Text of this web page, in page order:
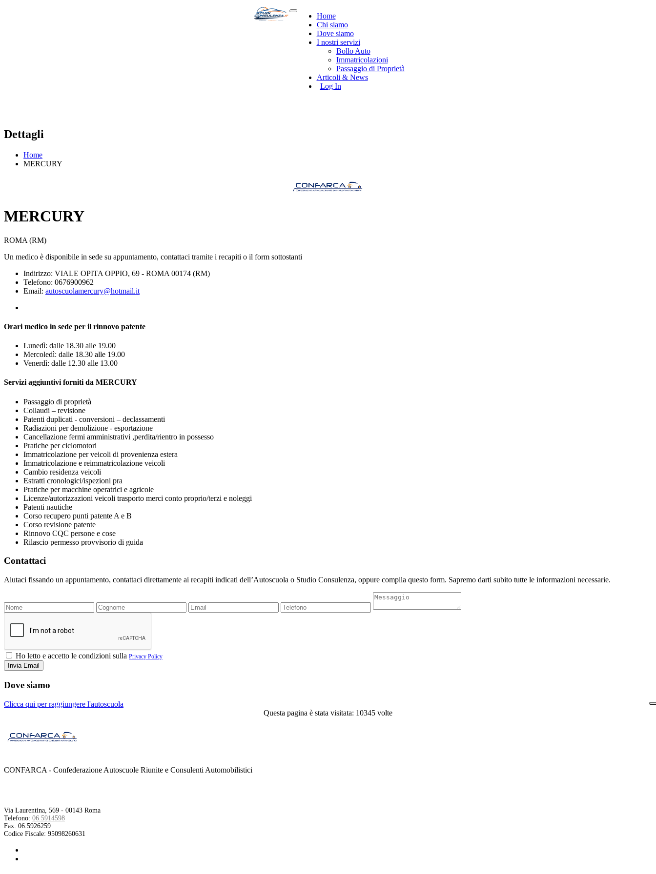
Home
Chi siamo
Dove siamo
I nostri servizi
Bollo Auto
Immatricolazioni
Passaggio di Proprietà
Articoli & News
Log In
Dettagli
Home
MERCURY
MERCURY
ROMA (RM)
Un medico è disponibile in sede su appuntamento, contattaci tramite i recapiti o il form sottostanti
Indirizzo: VIALE OPITA OPPIO, 69 - ROMA 00174 (RM)
Telefono: 0676900962
Email: autoscuolamercury@hotmail.it
Orari medico in sede per il rinnovo patente
Lunedì: dalle 18.30 alle 19.00
Mercoledì: dalle 18.30 alle 19.00
Venerdì: dalle 12.30 alle 13.00
Servizi aggiuntivi forniti da MERCURY
Passaggio di proprietà
Collaudi – revisione
Patenti duplicati - conversioni – declassamenti
Radiazioni per demolizione - esportazione
Cancellazione fermi amministrativi ,perdita/rientro in possesso
Pratiche per ciclomotori
Immatricolazione per veicoli di provenienza estera
Immatricolazione e reimmatricolazione veicoli
Cambio residenza veicoli
Estratti cronologici/ispezioni pra
Pratiche per macchine operatrici e agricole
Licenze/autorizzazioni veicoli trasporto merci conto proprio/terzi e noleggi
Patenti nautiche
Corso recupero punti patente A e B
Corso revisione patente
Rinnovo CQC persone e cose
Rilascio permesso provvisorio di guida
Contattaci
Aiutaci fissando un appuntamento, contattaci direttamente ai recapiti indicati dell’Autoscuola o Studio Consulenza, oppure compila questo form. Sapremo darti subito tutte le informazioni necessarie.
Ho letto e accetto le condizioni sulla Privacy Policy
Dove siamo
Clicca qui per raggiungere l'autoscuola
Questa pagina è stata visitata: 10345 volte
CONFARCA - Confederazione Autoscuole Riunite e Consulenti Automobilistici
Via Laurentina, 569 - 00143 Roma
Telefono: 06.5914598
Fax: 06.5926259
Codice Fiscale: 95098260631